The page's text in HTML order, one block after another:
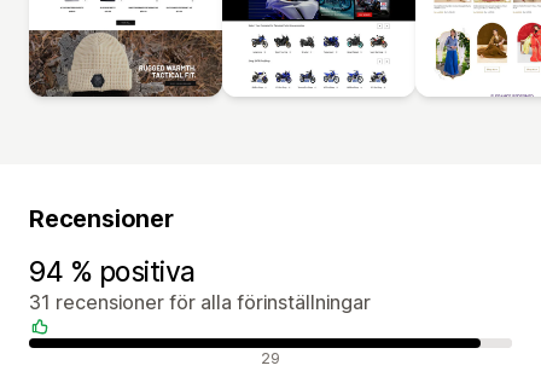
Recensioner
94 % positiva
31 recensioner för alla förinställningar
Positiva recensioner 29